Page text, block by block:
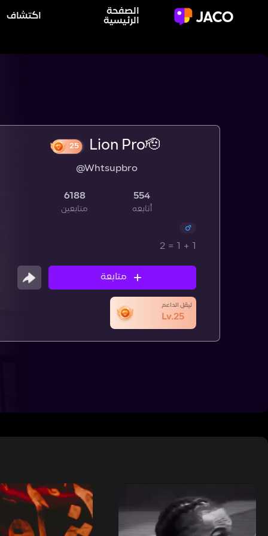
الصفحة
الرئيسية
اكتشاف
Lion Pro🫡
@Whtsupbro
554
أتابعه
6188
متابعين
1 + 1 = 2
متابعة
ليڤل الداعم
Lv.25